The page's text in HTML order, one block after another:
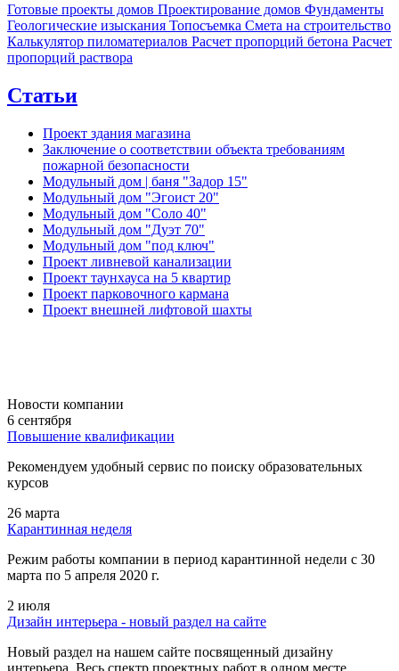
Готовые проекты домов Проектирование домов Фундаменты
Геологические изыскания Топосъемка Смета на строительство
Калькулятор пиломатериалов Расчет пропорций бетона Расчет
пропорций раствора
Статьи
Проект здания магазина
Заключение о соответствии объекта требованиям
пожарной безопасности
Модульный дом | баня "Задор 15"
Модульный дом "Эгоист 20"
Модульный дом "Соло 40"
Модульный дом "Дуэт 70"
Модульный дом "под ключ"
Проект ливневой канализации
Проект таунхауса на 5 квартир
Проект парковочного кармана
Проект внешней лифтовой шахты
Новости компании
6 сентября
Повышение квалификации
Рекомендуем удобный сервис по поиску образовательных
курсов
26 марта
Карантинная неделя
Режим работы компании в период карантинной недели c 30
марта по 5 апреля 2020 г.
2 июля
Дизайн интерьера - новый раздел на сайте
Новый раздел на нашем сайте посвященный дизайну
интерьера. Весь спектр проектных работ в одном месте.